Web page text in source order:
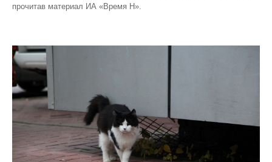
прочитав материал ИА «Время Н».